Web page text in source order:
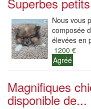
Nous vous
composée
élevées en
1200 €
Agréé
Magnifiques
disponible de...